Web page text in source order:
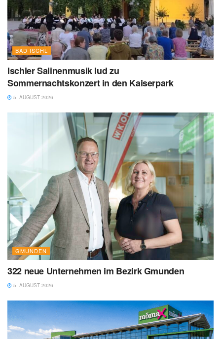
BAD ISCHL
Ischler Salinenmusik lud zu
Sommernachtskonzert in den Kaiserpark
5. AUGUST 2026
GMUNDEN
322 neue Unternehmen im Bezirk Gmunden
5. AUGUST 2026